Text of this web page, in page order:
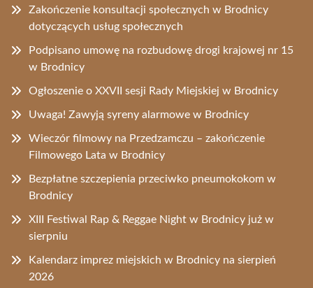
Zakończenie konsultacji społecznych w Brodnicy
dotyczących usług społecznych
Podpisano umowę na rozbudowę drogi krajowej nr 15
w Brodnicy
Ogłoszenie o XXVII sesji Rady Miejskiej w Brodnicy
Uwaga! Zawyją syreny alarmowe w Brodnicy
Wieczór filmowy na Przedzamczu – zakończenie
Filmowego Lata w Brodnicy
Bezpłatne szczepienia przeciwko pneumokokom w
Brodnicy
XIII Festiwal Rap & Reggae Night w Brodnicy już w
sierpniu
Kalendarz imprez miejskich w Brodnicy na sierpień
2026